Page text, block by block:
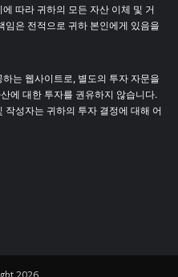
따라 귀하의 모든 자산 이체 및 거
임은 전적으로 귀하 본인에게 있음을
는 웹사이트로, 별도의 투자 자문을
에 대한 투자를 권유하지 않습니다.
성자는 귀하의 투자 결정에 대해 어